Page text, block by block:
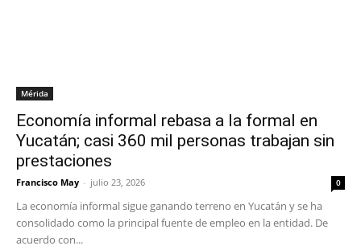
Mérida
Economía informal rebasa a la formal en
Yucatán; casi 360 mil personas trabajan sin
prestaciones
Francisco May - julio 23, 2026 0
La economía informal sigue ganando terreno en Yucatán y se ha
consolidado como la principal fuente de empleo en la entidad. De
acuerdo con...